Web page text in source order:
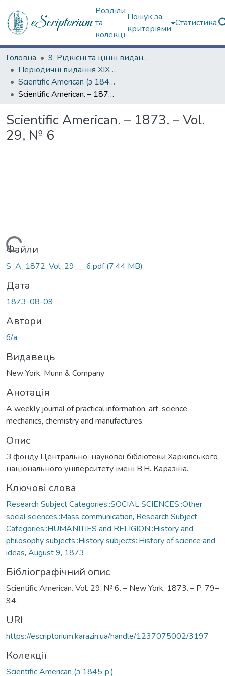
Розділи
та
колекції
Пошук за
критеріями
Статистика
Головна
9. Рідкісні та цінні видання
Періодичні видання ХІХ ст.
Scientific American (з 1845 р.)
Scientific American. – 1873. – Vol. 29, № 6
Scientific American. – 1873. – Vol.
29, № 6
Вантажиться...
Файли
S_A_1872_Vol_29___6.pdf(7,44 MB)
Дата
1873-08-09
Автори
б/а
Видавець
New York. Munn & Company
Анотація
A weekly journal of practical information, art, science,
mechanics, chemistry and manufactures.
Опис
З фонду Центральної наукової бібліотеки Харківського
національного університету імені В.Н. Каразіна.
Ключові слова
Research Subject Categories::SOCIAL SCIENCES::Other
social sciences::Mass communication, Research Subject
Categories::HUMANITIES and RELIGION::History and
philosophy subjects::History subjects::History of science and
ideas, August 9, 1873
Бібліографічний опис
Scientific American. Vol. 29, № 6. – New York, 1873. – P. 79–
94.
URI
https://escriptorium.karazin.ua/handle/1237075002/3197
Колекції
Scientific American (з 1845 р.)